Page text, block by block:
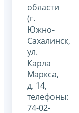
области
(г.
Южно-
Сахалинск,
ул.
Карла
Маркса,
д. 14,
телефоны:
74-02-